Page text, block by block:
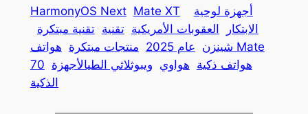
HarmonyOS Next Mate XT
أجهزة لوحية
الابتكار
العقوبات الأمريكية تقنية تقنية مبتكرة
شينزن عام 2025 منتجات مبتكرة هواتف Mate
70
هواتف ذكية هواوي ويبوثلاثي الطيالأجهزة
الذكية